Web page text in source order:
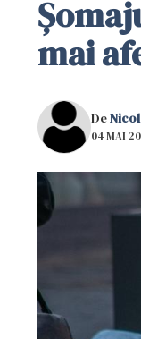
mai
De
04 MAI